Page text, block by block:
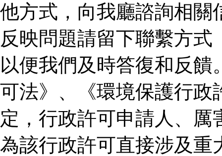
他方式，向我廳諮詢相關
反映問題請留下聯繫方
以便我們及時答復和反
可法》、《環境保護行政
定，行政許可申請人、
為該行政許可直接涉及重